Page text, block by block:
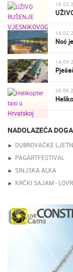
Noć
NADOLAZEĆA
DUBROVAČKE
PAGARTFESTIVAL
SINJSKA ALKA
KRČKI SAJAM -